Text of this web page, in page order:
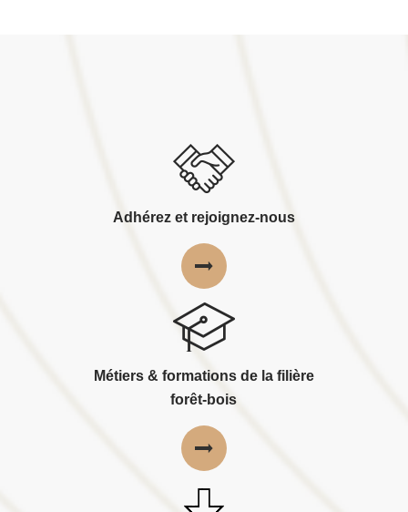
Adhérez et rejoignez-nous
Métiers & formations de la filière
forêt-bois